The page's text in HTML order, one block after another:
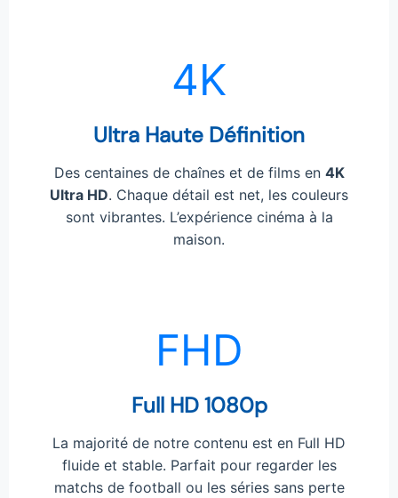
4K
Ultra Haute Définition
Des centaines de chaînes et de films en 4K
Ultra HD. Chaque détail est net, les couleurs
sont vibrantes. L’expérience cinéma à la
maison.
FHD
Full HD 1080p
La majorité de notre contenu est en Full HD
fluide et stable. Parfait pour regarder les
matchs de football ou les séries sans perte